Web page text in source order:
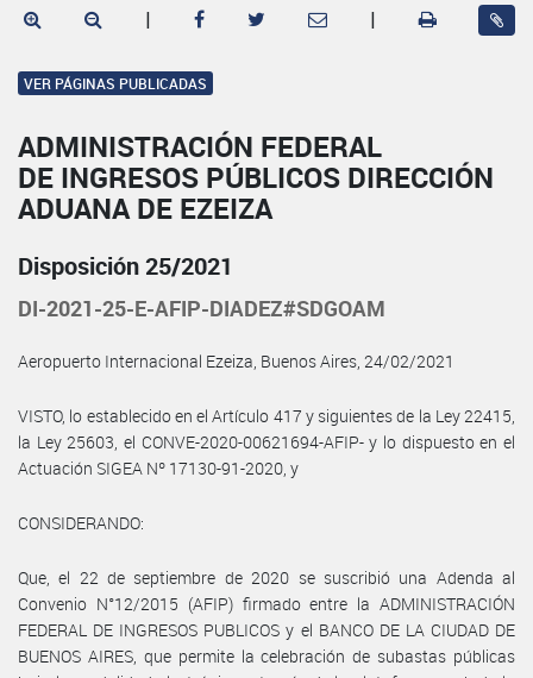
| |
VER PÁGINAS PUBLICADAS
ADMINISTRACIÓN FEDERAL
DE INGRESOS PÚBLICOS DIRECCIÓN
ADUANA DE EZEIZA
Disposición 25/2021
DI-2021-25-E-AFIP-DIADEZ#SDGOAM
Aeropuerto Internacional Ezeiza, Buenos Aires, 24/02/2021
VISTO, lo establecido en el Artículo 417 y siguientes de la Ley 22415,
la Ley 25603, el CONVE-2020-00621694-AFIP- y lo dispuesto en el
Actuación SIGEA Nº 17130-91-2020, y
CONSIDERANDO:
Que, el 22 de septiembre de 2020 se suscribió una Adenda al
Convenio N°12/2015 (AFIP) firmado entre la ADMINISTRACIÓN
FEDERAL DE INGRESOS PUBLICOS y el BANCO DE LA CIUDAD DE
BUENOS AIRES, que permite la celebración de subastas públicas